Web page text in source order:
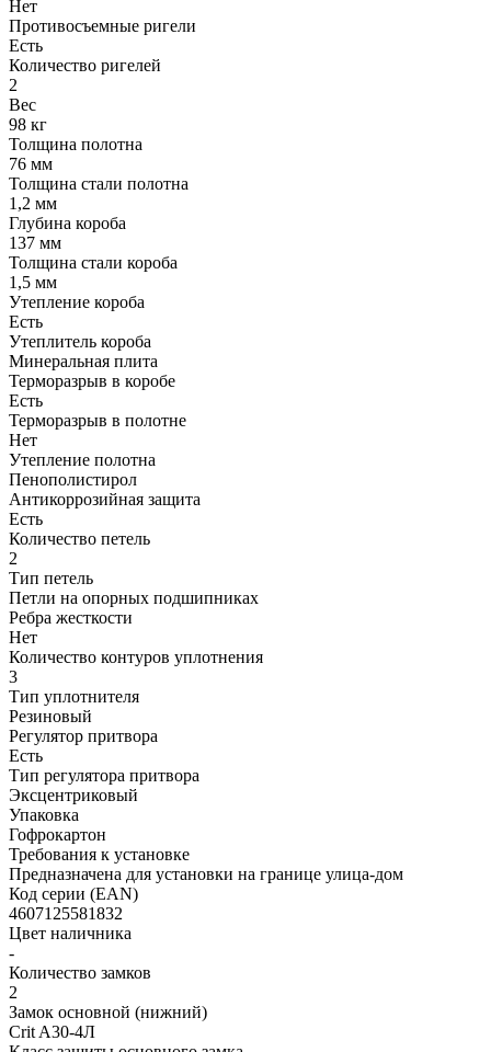
Нет
Противосъемные ригели
Есть
Количество ригелей
2
Вес
98 кг
Толщина полотна
76 мм
Толщина стали полотна
1,2 мм
Глубина короба
137 мм
Толщина стали короба
1,5 мм
Утепление короба
Есть
Утеплитель короба
Минеральная плита
Терморазрыв в коробе
Есть
Терморазрыв в полотне
Нет
Утепление полотна
Пенополистирол
Антикоррозийная защита
Есть
Количество петель
2
Тип петель
Петли на опорных подшипниках
Ребра жесткости
Нет
Количество контуров уплотнения
3
Тип уплотнителя
Резиновый
Регулятор притвора
Есть
Тип регулятора притвора
Эксцентриковый
Упаковка
Гофрокартон
Требования к установке
Предназначена для установки на границе улица-дом
Код серии (EAN)
4607125581832
Цвет наличника
-
Количество замков
2
Замок основной (нижний)
Crit A30-4Л